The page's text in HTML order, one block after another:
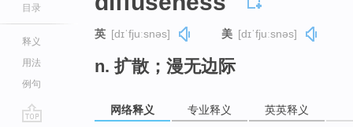
目录
释义
用法
例句
英 [dɪˈfjuːsnəs] 美 [dɪˈfjuːsnəs]
n. 扩散；漫无边际
网络释义 专业释义 英英释义